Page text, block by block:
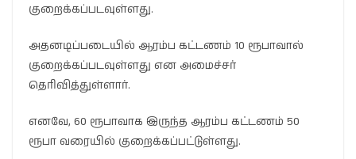
குறைக்கப்படவுள்ளது.
அதனடிப்படையில் ஆரம்ப கட்டணம் 10 ரூபாவால்
குறைக்கப்படவுள்ளது என அமைச்சர்
தெரிவித்துள்ளார்.
எனவே, 60 ரூபாவாக இருந்த ஆரம்ப கட்டணம் 50
ரூபா வரையில் குறைக்கப்பட்டுள்ளது.